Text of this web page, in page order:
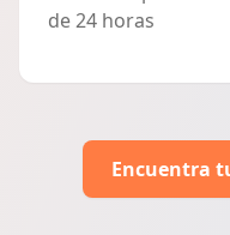
de 24 horas
Encuentra